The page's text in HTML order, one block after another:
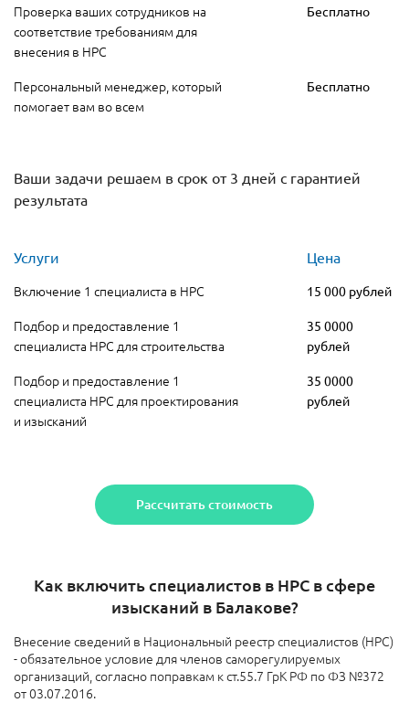
Проверка ваших сотрудников на
соответствие требованиям для
внесения в НРС
Бесплатно
Персональный менеджер, который
помогает вам во всем
Бесплатно
Ваши задачи решаем в срок от 3 дней с гарантией
результата
Услуги
Цена
Включение 1 специалиста в НРС
15 000 рублей
Подбор и предоставление 1
специалиста НРС для строительства
35 0000
рублей
Подбор и предоставление 1
специалиста НРС для проектирования
и изысканий
35 0000
рублей
Рассчитать стоимость
Как включить специалистов в НРС в сфере
изысканий в Балакове?
Внесение сведений в Национальный реестр специалистов (НРС)
- обязательное условие для членов саморегулируемых
организаций, согласно поправкам к ст.55.7 ГрК РФ по ФЗ №372
от 03.07.2016.